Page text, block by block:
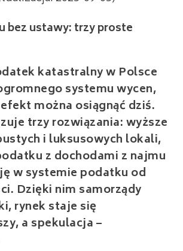
katastralny w Polsce
systemu wycen,
można osiągnąć dziś.
trzy rozwiązania: wyższe
i luksusowych lokali,
z dochodami z najmu
w systemie podatku od
Dzięki nim samorządy
rynek staje się
a spekulacja –